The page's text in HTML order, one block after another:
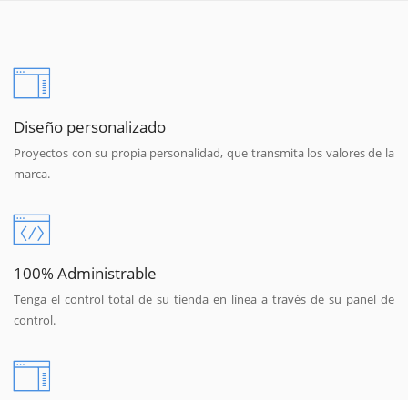
Diseño personalizado
Proyectos con su propia personalidad, que transmita los valores de la
marca.
100% Administrable
Tenga el control total de su tienda en línea a través de su panel de
control.